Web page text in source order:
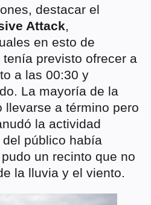
destacar el
Attack,
en esto de
previsto ofrecer a
a las 00:30 y
La mayoría de la
llevarse a término pero
la actividad
público había
un recinto que no
la lluvia y el viento.